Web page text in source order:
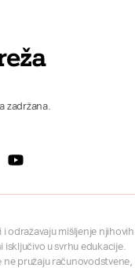
zadržana.
Youtube
odražavaju mišljenje njihovih
u svrhu edukacije.
pružaju računovodstvene,